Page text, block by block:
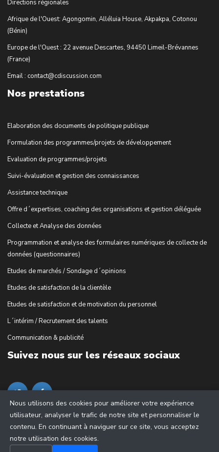
Directions régionales
Afrique de l'Ouest: Agongomin, Alléluia House, Akpakpa, Cotonou
(Bénin)
Europe de l'Ouest : 22 avenue Descartes, 94450 Limeil-Brévannes
(France)
Email : contact@cdiscussion.com
Nos prestations
Elaboration des documents de politique publique
Formulation des programmes/projets de développement
Evaluation de programmes/projets
Suivi-évaluation et gestion des connaissances
Assistance technique
Offre d´expertises, coaching des organisations et gestion déléguée
Collecte et Analyse des données
Programmation et analyse des formulaires numériques de collecte de
données (questionnaires)
Etudes de marchés / Sondage d´opinions
Etudes de satisfaction de la clientèle
Etudes de satisfaction et de motivation du personnel
L´intérim / Recrutement des talents
Communication & publicité
Suivez nous sur les réseaux sociaux
Nous utilisons des cookies pour améliorer votre expérience
utilisateur, analyser le trafic de notre site et personnaliser le
contenu. En continuant à naviguer sur ce site, vous acceptez
notre utilisation des cookies.